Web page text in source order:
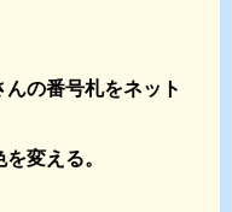
の番号札をネット
変える。